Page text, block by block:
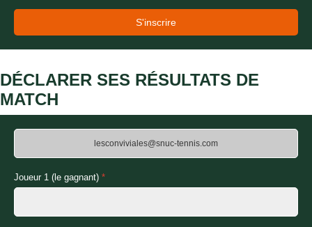
S'inscrire
DÉCLARER SES RÉSULTATS DE
MATCH
Joueur 1 (le gagnant) *